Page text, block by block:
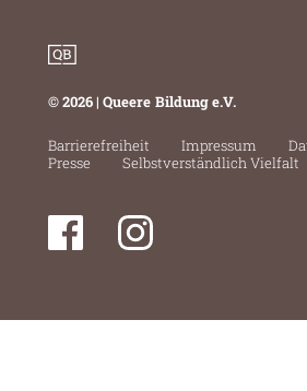
© 2026 | Queere Bildung e.V.
Barrierefreiheit Impressum
Presse
Selbstverständlich Vielfalt